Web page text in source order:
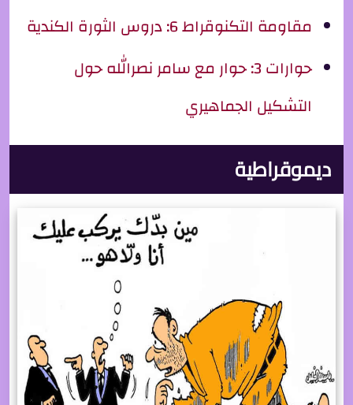
مقاومة التكنوقراط 6: دروس الثورة الكندية
حوارات 3: حوار مع سامر نصرالله حول
التشكيل الجماهيري
ديموقراطية